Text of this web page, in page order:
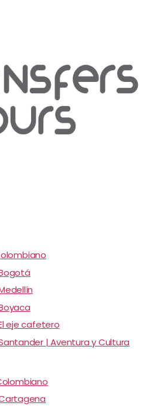
eje cafetero
| Aventura y Cultura